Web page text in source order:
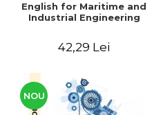
English for Maritime and
Industrial Engineering
42,29 Lei
NOU